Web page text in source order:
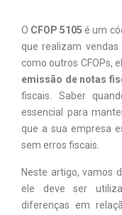
O CFOP 5105 é um
que realizam
como outros CFOPs,
emissão de notas
fiscais. Saber
essencial para
que a sua empresa
sem erros fiscais.
Neste artigo, vamos
ele deve ser
diferenças em